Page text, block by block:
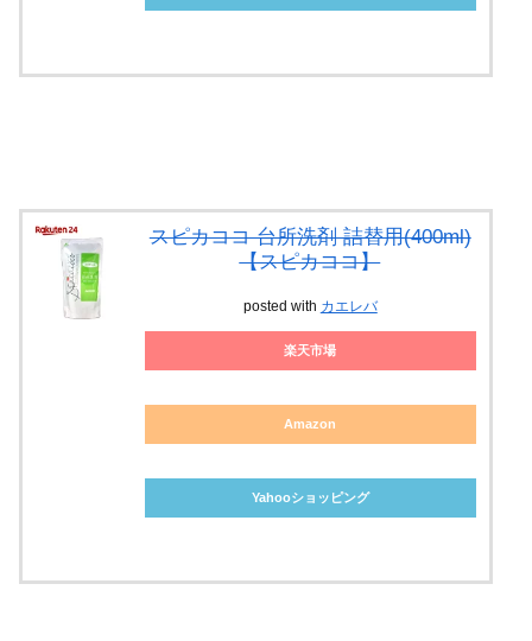
スピカココ 台所洗剤 詰替用(400ml)
【スピカココ】
posted with カエレバ
楽天市場
Amazon
Yahooショッピング